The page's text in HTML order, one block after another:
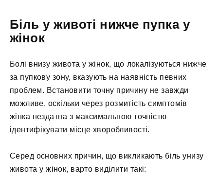
Біль у животі нижче пупка у
жінок
Болі внизу живота у жінок, що локалізуються нижче
за пупкову зону, вказують на наявність певних
проблем. Встановити точну причину не завжди
можливе, оскільки через розмитість симптомів
жінка нездатна з максимальною точністю
ідентифікувати місце хворобливості.
Серед основних причин, що викликають біль унизу
живота у жінок, варто виділити такі: